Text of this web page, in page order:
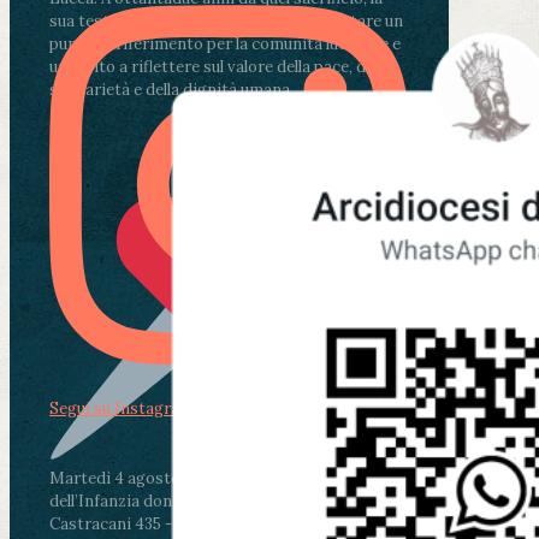
sua testimonianza continua a rappresentare un
punto di riferimento per la comunità lucchese e
un invito a riflettere sul valore della pace, della
solidarietà e della dignità umana.
Martedì 4 agosto2026
ore 11:30 - Lucca, Scuola
dell’Infanzia don Aldo Mei - Viale Castruccio
Castracani 435 - Inaugurazione murales in
Segui su Instagram